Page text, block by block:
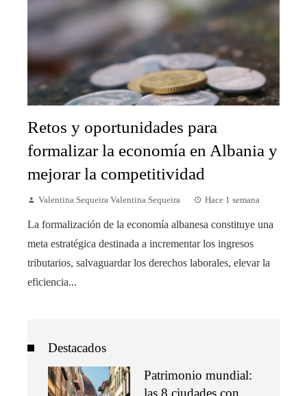
Retos y oportunidades para
formalizar la economía en Albania y
mejorar la competitividad
Valentina Sequeira Valentina Sequeira Hace 1 semana
La formalización de la economía albanesa constituye una
meta estratégica destinada a incrementar los ingresos
tributarios, salvaguardar los derechos laborales, elevar la
eficiencia...
Destacados
Patrimonio mundial:
las 8 ciudades con